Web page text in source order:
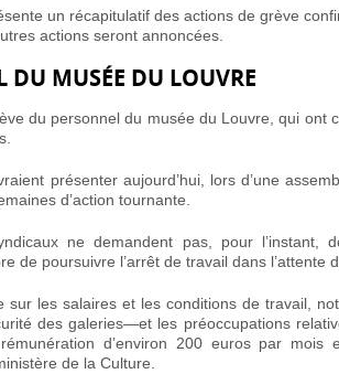
un récapitulatif des actions de grève
actions seront annoncées.
DU MUSÉE DU LOUVRE
du personnel du musée du Louvre, qui
présenter aujourd’hui, lors d’une
d’action tournante.
ne demandent pas, pour
de poursuivre l’arrêt de travail dans l’attente
sur les salaires et les conditions de travail,
des galeries—et les préoccupations
d’environ 200 euros par
de la Culture.